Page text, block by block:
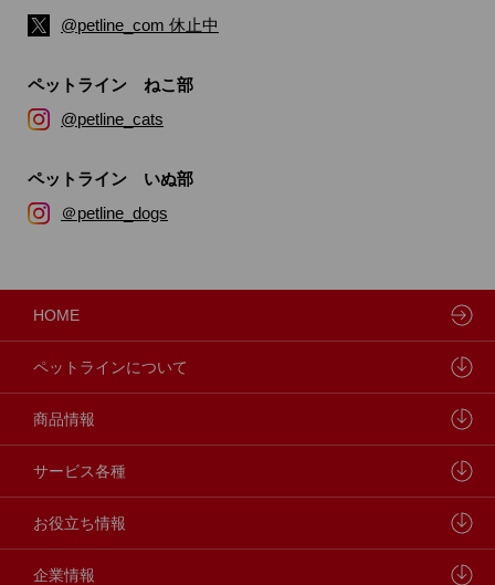
@petline_com 休止中
ペットライン ねこ部
@petline_cats
ペットライン いぬ部
＠petline_dogs
HOME
ペットラインについて
ペットラインが大切にしていること
研究開発センターについて
学会・論文発表
製品・品質管理
商品情報
ドッグフード
キャットフード
小動物
サービス各種
ウェルネスナビ
しあわせマルシェ
お役立ち情報
ペットライン 犬ノート
企業情報